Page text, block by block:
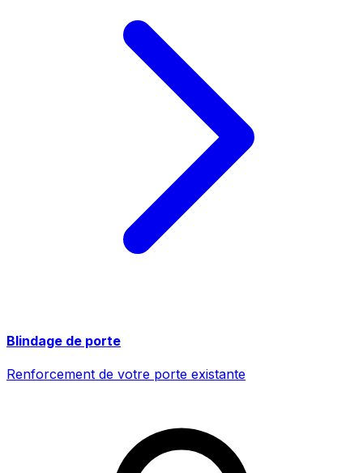
Blindage de porte
Renforcement de votre porte existante